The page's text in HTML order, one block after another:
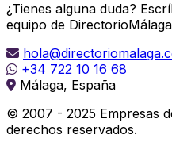
¿Tienes alguna duda?
equipo de
+34 722 10 16 68
Málaga, España
© 2007 - 2025 Empresas
derechos reservados.